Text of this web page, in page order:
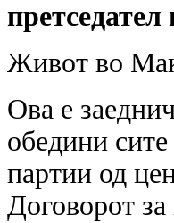
Живот во
Ова е
обедини
партии од
Договорот